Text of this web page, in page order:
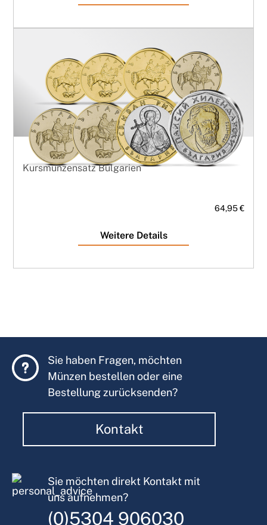
Kursmünzensatz Bulgarien
64,95 €
Weitere Details
Sie haben Fragen, möchten
Münzen bestellen oder eine
Bestellung zurücksenden?
Kontakt
Sie möchten direkt Kontakt mit
uns aufnehmen?
(0)5304 906030